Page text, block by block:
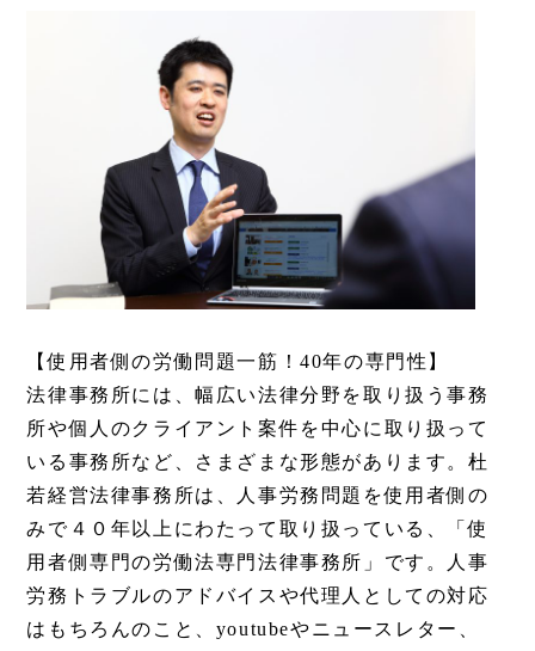
【使用者側の労働問題一筋！40年の専門性】
法律事務所には、幅広い法律分野を取り扱う事務
所や個人のクライアント案件を中心に取り扱って
いる事務所など、さまざまな形態があります。杜
若経営法律事務所は、人事労務問題を使用者側の
みで４０年以上にわたって取り扱っている、「使
用者側専門の労働法専門法律事務所」です。人事
労務トラブルのアドバイスや代理人としての対応
はもちろんのこと、youtubeやニュースレター、